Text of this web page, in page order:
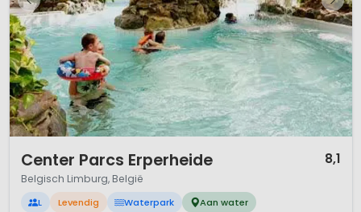
Center Parcs Erperheide 8,1
Belgisch Limburg, België
L Levendig Waterpark Aan water